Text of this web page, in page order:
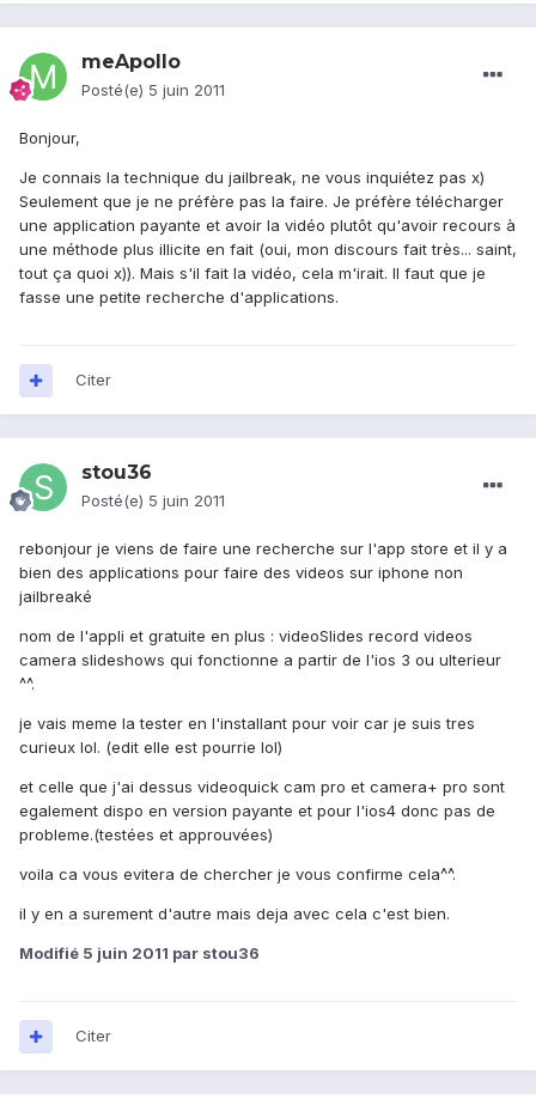
meApollo
Posté(e) 5 juin 2011
Bonjour,
Je connais la technique du jailbreak, ne vous inquiétez pas x)
Seulement que je ne préfère pas la faire. Je préfère télécharger
une application payante et avoir la vidéo plutôt qu'avoir recours à
une méthode plus illicite en fait (oui, mon discours fait très... saint,
tout ça quoi x)). Mais s'il fait la vidéo, cela m'irait. Il faut que je
fasse une petite recherche d'applications.
Citer
stou36
Posté(e) 5 juin 2011
rebonjour je viens de faire une recherche sur l'app store et il y a
bien des applications pour faire des videos sur iphone non
jailbreaké
nom de l'appli et gratuite en plus : videoSlides record videos
camera slideshows qui fonctionne a partir de l'ios 3 ou ulterieur
^^.
je vais meme la tester en l'installant pour voir car je suis tres
curieux lol. (edit elle est pourrie lol)
et celle que j'ai dessus videoquick cam pro et camera+ pro sont
egalement dispo en version payante et pour l'ios4 donc pas de
probleme.(testées et approuvées)
voila ca vous evitera de chercher je vous confirme cela^^.
il y en a surement d'autre mais deja avec cela c'est bien.
Modifié 5 juin 2011 par stou36
Citer